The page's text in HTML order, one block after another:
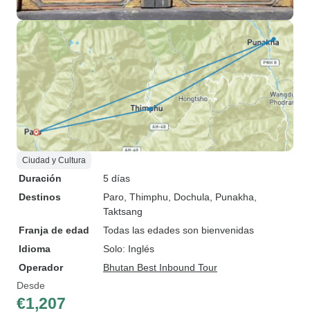
Ciudad y Cultura
Duración
5 días
Destinos
Paro , Thimphu , Dochula , Punakha
Taktsang
Franja de edad
Todas las edades son bienvenidas
Idioma
Solo: Inglés
Operador
Bhutan Best Inbound Tour
Desde
€1,207